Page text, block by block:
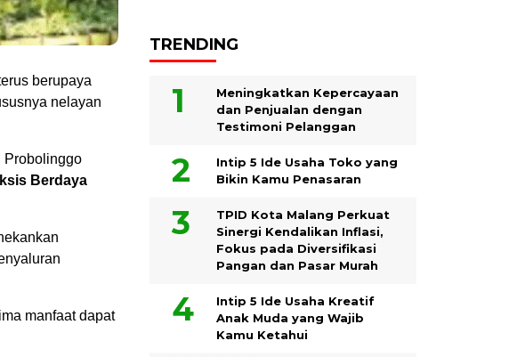
berupaya
nelayan
Probolinggo
Berdaya
manfaat dapat
TRENDING
Meningkatkan Kepercayaan
dan Penjualan dengan
Testimoni Pelanggan
Intip 5 Ide Usaha Toko yang
Bikin Kamu Penasaran
TPID Kota Malang Perkuat
Sinergi Kendalikan Inflasi,
Fokus pada Diversifikasi
Pangan dan Pasar Murah
Intip 5 Ide Usaha Kreatif
Anak Muda yang Wajib
Kamu Ketahui